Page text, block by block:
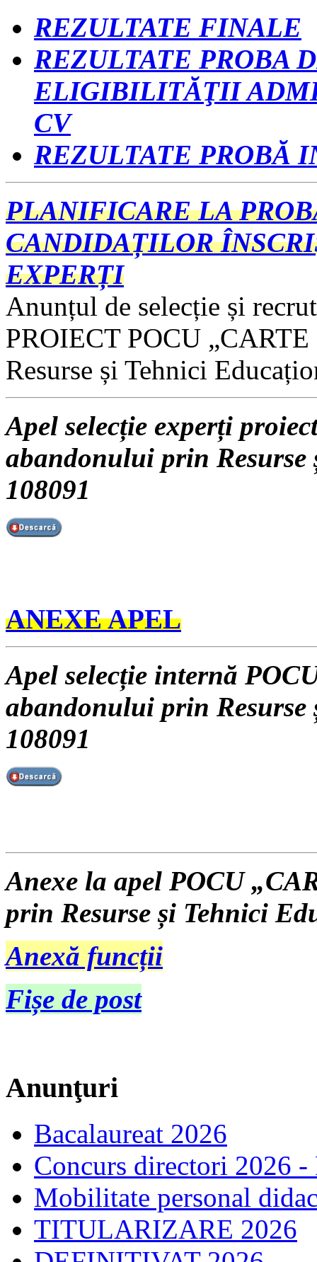
REZULTATE FINALE
REZULTATE PROBA
ELIGIBILITĂŢII
CV
REZULTATE PROBĂ
PLANIFICARE LA
CANDIDAȚILOR
EXPERȚI
Anunțul de selecție și
PROIECT POCU
Resurse și Tehnici
Apel selecție experți
abandonului prin
108091
ANEXE APEL
Apel selecție internă
abandonului prin
108091
Anexe la apel POCU
prin Resurse și Tehnici
Anexă funcții
Fișe de post
Anunţuri
Bacalaureat 2026
Concurs directori 2026 -
Mobilitate personal
TITULARIZARE 2026